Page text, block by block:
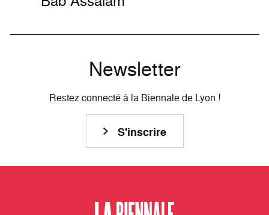
Newsletter
Restez connecté à la Biennale de Lyon !
S'inscrire